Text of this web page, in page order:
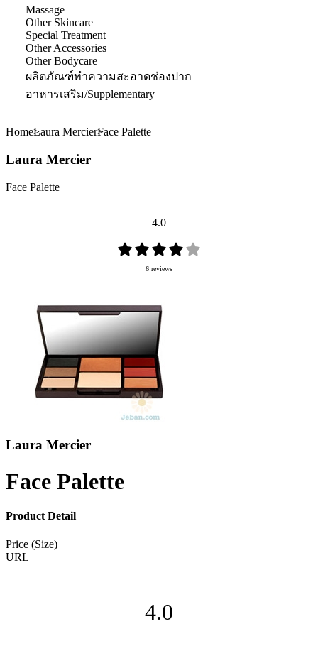
Massage
Other Skincare
Special Treatment
Other Accessories
Other Bodycare
ผลิตภัณฑ์ทำความสะอาดช่องปาก
อาหารเสริม/Supplementary
HomeLaura MercierFace Palette
Laura Mercier
Face Palette
4.0
6 reviews
Laura Mercier
Face Palette
Product Detail
Price (Size)
URL
4.0